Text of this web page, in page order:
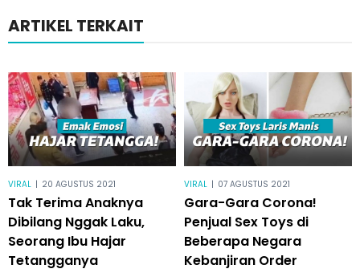
ARTIKEL TERKAIT
VIRAL | 20 AGUSTUS 2021
Tak Terima Anaknya
Dibilang Nggak Laku,
Seorang Ibu Hajar
Tetangganya
VIRAL | 07 AGUSTUS 2021
Gara-Gara Corona!
Penjual Sex Toys di
Beberapa Negara
Kebanjiran Order